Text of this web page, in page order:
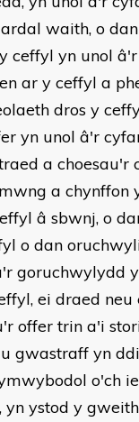
waith, o
ceffyl yn unol
ar y ceffyl a
dros y
yn unol â'r
a choesau'r
a chynffon
â sbwnj, o
o dan
goruchwylydd
ei draed neu
offer trin a'i
gwastraff yn
o'ch
yn ystod y